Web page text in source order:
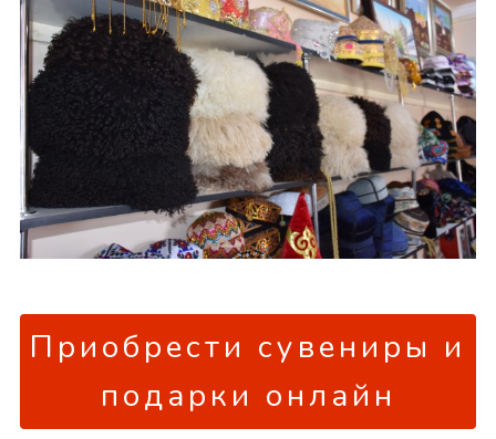
Приобрести сувениры и
подарки онлайн